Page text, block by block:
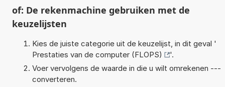
of: De rekenmachine gebruiken met de
keuzelijsten
Kies de juiste categorie uit de keuzelijst, in dit geval '
Prestaties van de computer (FLOPS)
'.
Voer vervolgens de waarde in die u wilt omrekenen ---
converteren.